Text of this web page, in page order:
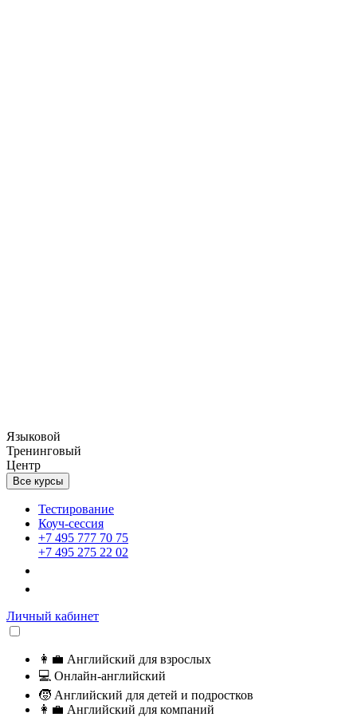
Языковой
Тренинговый
Центр
Все курсы
Тестирование
Коуч-сессия
+7 495 777 70 75
+7 495 275 22 02
Личный кабинет
👩‍💼 Английский для взрослых
💻 Онлайн-английский
🧒 Английский для детей и подростков
👩‍💼 Английский для компаний